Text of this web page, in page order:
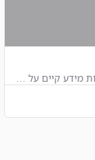
שם הגן: ילדות בכפר בכתובת: , כפר רות מידע קיים על הגן: